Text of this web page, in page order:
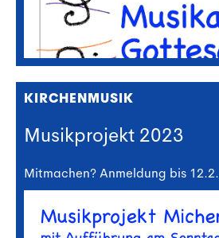
KIRCHENMUSIK
Musikprojekt 2023
Mitmachen? Anmeldung bis 12.2.